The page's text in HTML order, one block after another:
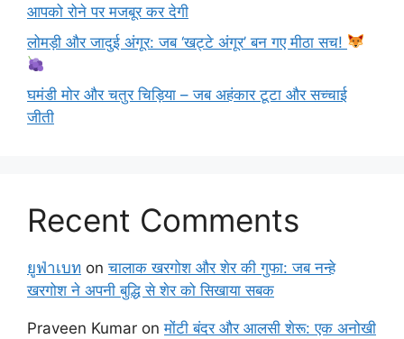
आपको रोने पर मजबूर कर देगी
लोमड़ी और जादुई अंगूर: जब ‘खट्टे अंगूर’ बन गए मीठा सच!
घमंडी मोर और चतुर चिड़िया – जब अहंकार टूटा और सच्चाई
जीती
Recent Comments
ยูฟ่าเบท onचालाक खरगोश और शेर की गुफा: जब नन्हे
खरगोश ने अपनी बुद्धि से शेर को सिखाया सबक
Praveen Kumar onमोंटी बंदर और आलसी शेरू: एक अनोखी